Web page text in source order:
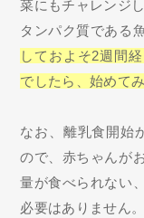
菜にもチャレンジ
タンパク質である
しておよそ2週間
でしたら、始めて
なお、離乳食開始
ので、赤ちゃんが
量が食べられない
必要はありません。